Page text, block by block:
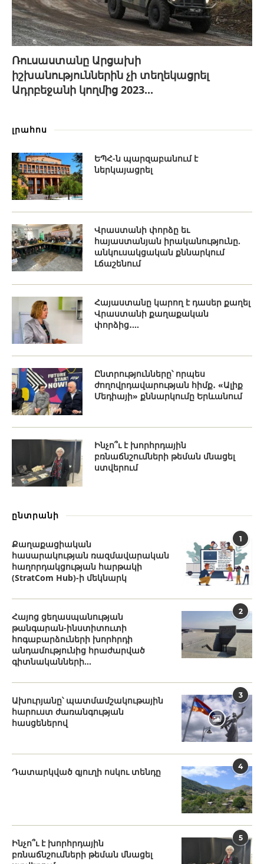
Ռուսաստանը Արցախի
իշխանություններին չի տեղեկացրել
Ադրբեջանի կողմից 2023...
լրահոս
ԵՊՀ-ն պարզաբանում է
ներկայացրել
Վրաստանի փորձը եւ
հայաստանյան իրականությունը.
անկուսակցական քննարկում
Լճաշենում
Հայաստանը կարող է դասեր քաղել
Վրաստանի քաղաքական
փորձից․...
Ընտրությունները՝ որպես
ժողովրդավարության հիմք․ «Ալիք
Մեդիայի» քննարկումը Երևանում
Ինչո՞ւ է խորհրդային
բռնաճնշումների թեման մնացել
ստվերում
ընտրանի
1
Քաղաքացիական
հասարակության ռազմավարական
հաղորդակցության հարթակի
(StratCom Hub)-ի մեկնարկ
2
Հայոց ցեղասպանության
թանգարան-ինստիտուտի
հոգաբարձուների խորհրդի
անդամությունից հրաժարված
գիտնականների...
3
Ախուրյանը՝ պատմամշակութային
հարուստ ժառանգության
հասցեներով
4
Դատարկված գյուղի ոսկու տենդը
5
Ինչո՞ւ է խորհրդային
բռնաճնշումների թեման մնացել